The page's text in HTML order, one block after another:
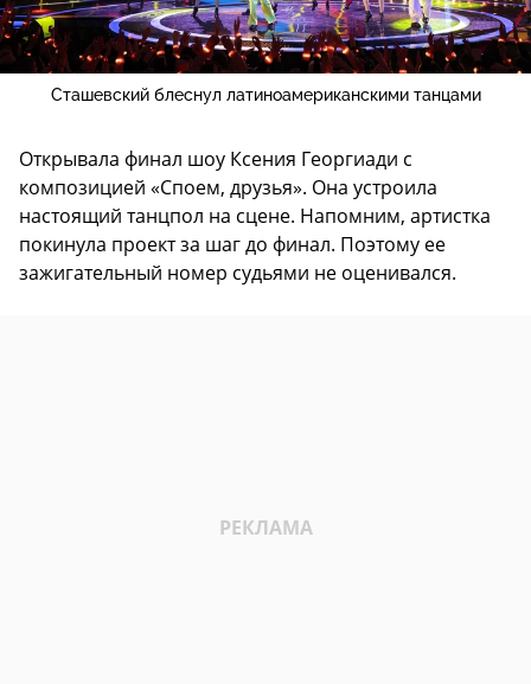
Сташевский блеснул латиноамериканскими танцами
Открывала финал шоу Ксения Георгиади с
композицией «Споем, друзья». Она устроила
настоящий танцпол на сцене. Напомним, артистка
покинула проект за шаг до финал. Поэтому ее
зажигательный номер судьями не оценивался.